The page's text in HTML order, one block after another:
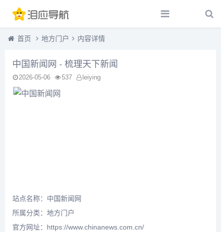
首页 地方门户 内容详情
中国新闻网 - 梳理天下新闻
2026-05-06 537 leiying
站点名称：中国新闻网
所属分类： 地方门户
官方网址：https://www.chinanews.com.cn/